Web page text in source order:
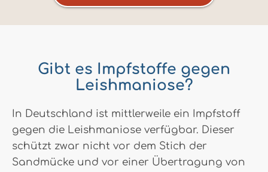
Gibt es Impfstoffe gegen
Leishmaniose?
In Deutschland ist mittlerweile ein Impfstoff
gegen die Leishmaniose verfügbar. Dieser
schützt zwar nicht vor dem Stich der
Sandmücke und vor einer Übertragung von